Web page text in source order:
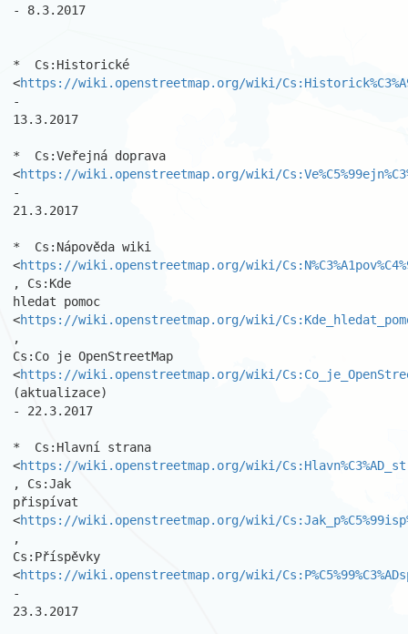
- 8.3.2017
*  Cs:Historické
<https://wiki.openstreetmap.org/wiki/
-
13.3.2017
*  Cs:Veřejná doprava
<https://wiki.openstreetmap.org/wiki/
-
21.3.2017
*  Cs:Nápověda wiki
<https://wiki.openstreetmap.org/wiki/
, Cs:Kde
hledat pomoc
<https://wiki.openstreetmap.org/wiki/
,
Cs:Co je OpenStreetMap
<https://wiki.openstreetmap.org/wiki/
(aktualizace)
- 22.3.2017
*  Cs:Hlavní strana
<https://wiki.openstreetmap.org/wiki/
, Cs:Jak
přispívat
<https://wiki.openstreetmap.org/wiki/
,
Cs:Příspěvky
<https://wiki.openstreetmap.org/wiki/
-
23.3.2017